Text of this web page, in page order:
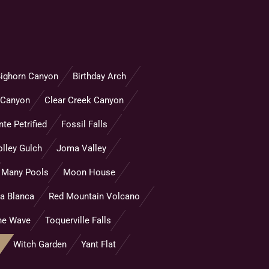
Canyon Birthday Arch
Clear Creek Canyon
Petrified Fossil Falls
Gulch Joma Valley
Many Pools Moon House
Blanca Red Mountain Volcano
Wave Toquerville Falls
Witch Garden Yant Flat